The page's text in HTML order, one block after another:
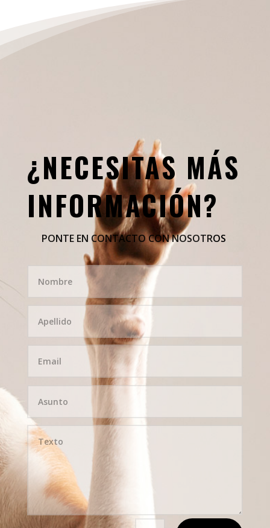
¿NECESITAS MÁS
INFORMACIÓN?
PONTE EN CONTACTO CON NOSOTROS